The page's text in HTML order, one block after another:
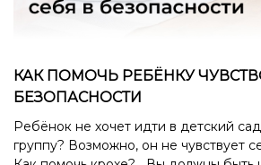
КАК ПОМОЧЬ РЕБЁНКУ
БЕЗОПАСНОСТИ
Ребёнок не хочет идти в детский
группу? Возможно, он не чувствует